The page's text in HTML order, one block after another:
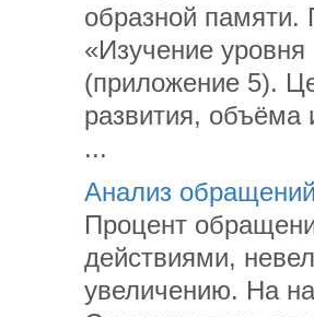
образной памяти.
«Изучение
(приложение 5).
развития, объёма
...
Анализ
Процент
действиями,
увеличению. На